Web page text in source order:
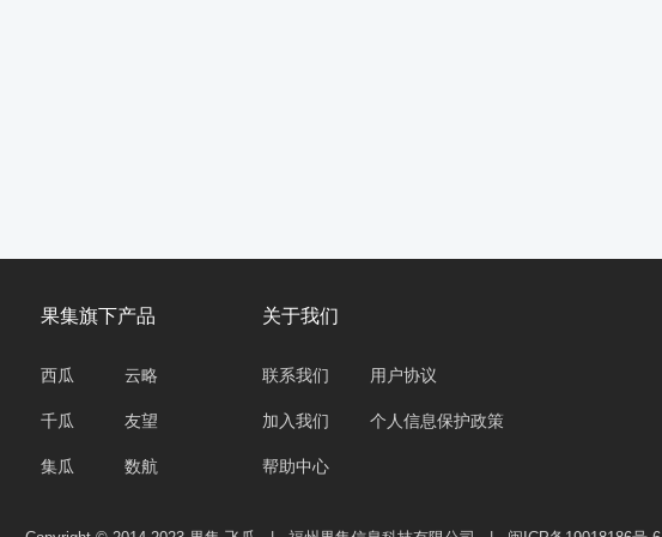
果集旗下产品
西瓜
千瓜
集瓜
云略
友望
数航
关于我们
联系我们
加入我们
帮助中心
用户协议
个人信息保护政策